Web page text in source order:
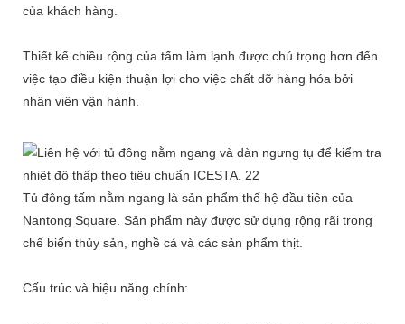
của khách hàng.
Thiết kế chiều rộng của tấm làm lạnh được chú trọng hơn đến
việc tạo điều kiện thuận lợi cho việc chất dỡ hàng hóa bởi
nhân viên vận hành.
Tủ đông tấm nằm ngang là sản phẩm thế hệ đầu tiên của
Nantong Square. Sản phẩm này được sử dụng rộng rãi trong
chế biến thủy sản, nghề cá và các sản phẩm thịt.
Cấu trúc và hiệu năng chính: